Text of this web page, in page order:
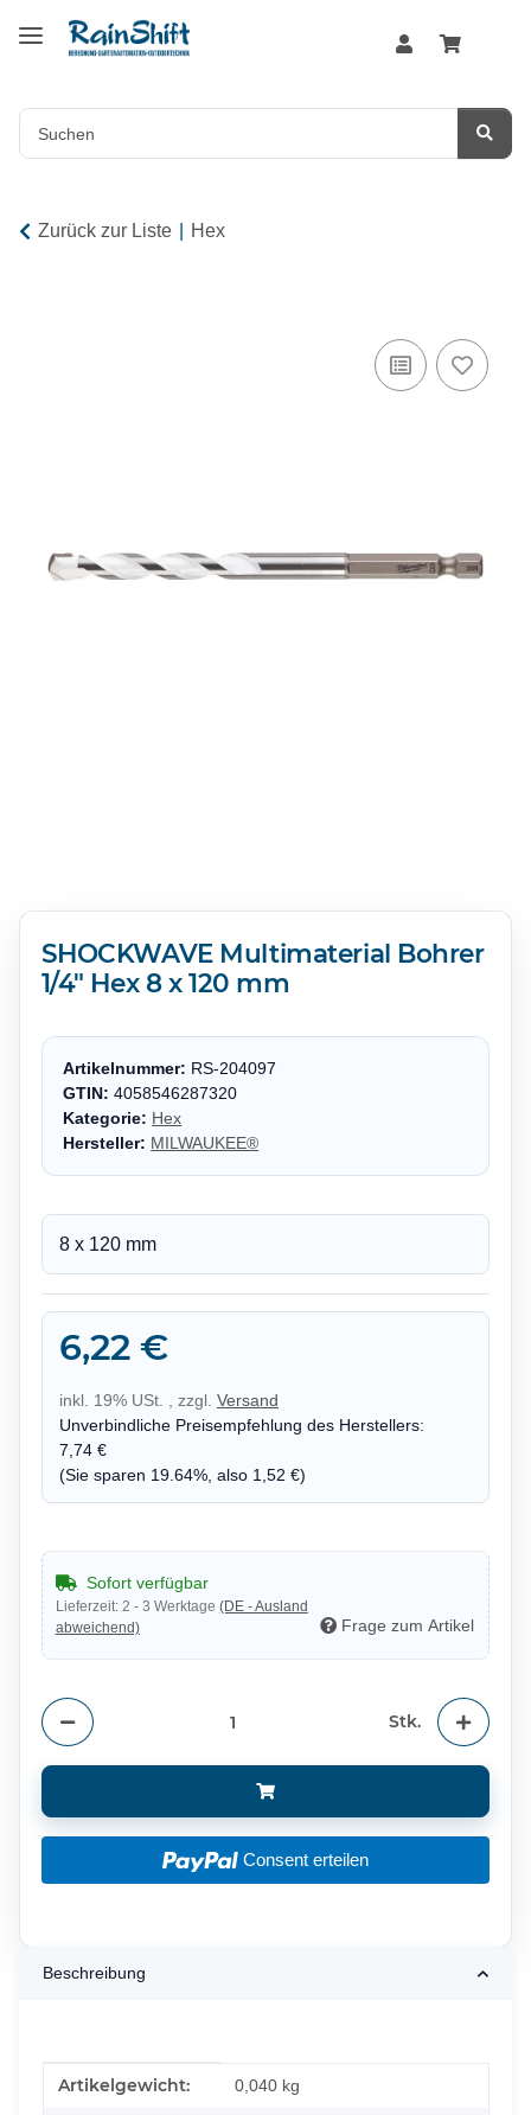
Zurück zur Liste Hex
SHOCKWAVE Multimaterial Bohrer
1/4" Hex 8 x 120 mm
Artikelnummer: RS-204097
GTIN: 4058546287320
Kategorie: Hex
Hersteller: MILWAUKEE®
8 x 120 mm
6,22 €
inkl. 19% USt. , zzgl. Versand
Unverbindliche Preisempfehlung des Herstellers:
7,74 €
(Sie sparen 19.64%, also 1,52 €)
Sofort verfügbar
Lieferzeit: 2 - 3 Werktage (DE - Ausland
abweichend)
Frage zum Artikel
Stk.
Consent erteilen
Beschreibung
Produkteigenschaft
Wert
Artikelgewicht: 0,040 kg